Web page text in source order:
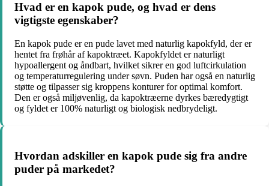
Hvad er en kapok pude, og hvad er dens
vigtigste egenskaber?
En kapok pude er en pude lavet med naturlig kapokfyld, der er
hentet fra frøhår af kapoktræet. Kapokfyldet er naturligt
hypoallergent og åndbart, hvilket sikrer en god luftcirkulation
og temperaturregulering under søvn. Puden har også en naturlig
støtte og tilpasser sig kroppens konturer for optimal komfort.
Den er også miljøvenlig, da kapoktræerne dyrkes bæredygtigt
og fyldet er 100% naturligt og biologisk nedbrydeligt.
Hvordan adskiller en kapok pude sig fra andre
puder på markedet?